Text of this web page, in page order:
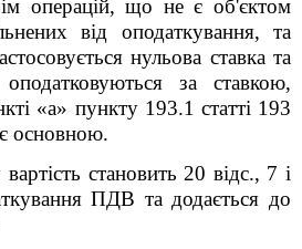
операцій, що не є об'єктом
від оподаткування, та
нульова ставка та
за ставкою,
«а» пункту 193.1 статті 193
основною.
становить 20 відс., 7 і
ПДВ та додається до